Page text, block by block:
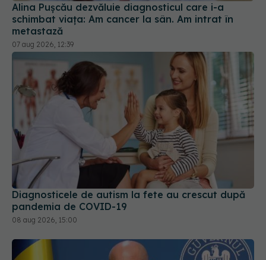
Alina Pușcău dezvăluie diagnosticul care i-a
schimbat viața: Am cancer la sân. Am intrat în
metastază
07 aug 2026, 12:39
Diagnosticele de autism la fete au crescut după
pandemia de COVID-19
08 aug 2026, 15:00